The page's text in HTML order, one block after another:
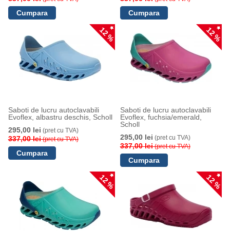
12 %
Saboti de lucru autoclavabili
Evoflex, albastru deschis, Scholl
295,00 lei (pret cu TVA)
337,00 lei(pret cu TVA)
12 %
Saboti de lucru autoclavabili
Evoflex, fuchsia/emerald,
Scholl
295,00 lei (pret cu TVA)
337,00 lei(pret cu TVA)
12 % 12 %